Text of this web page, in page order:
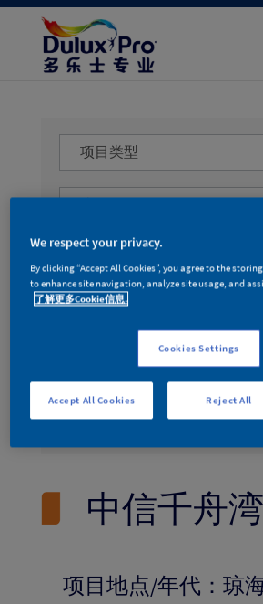
0.4.1
工
程
例
搜
索
搜索
中信千舟湾
项目地点/年代：琼
We respect your privacy.
By clicking “Accept All Cookies”, you agree to the
to enhance site navigation, analyze site usage, and
了解更多Cookie信息.
Cookies Settings
Reject All
Accept All Cookies